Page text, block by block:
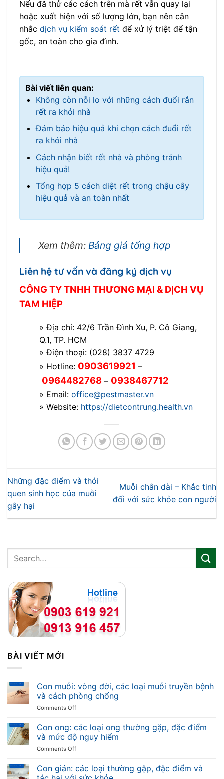
Nếu đã thử các cách trên mà rết vẫn quay lại
hoặc xuất hiện với số lượng lớn, bạn nên cân
nhắc dịch vụ kiểm soát rết để xử lý triệt để tận
gốc, an toàn cho gia đình.
Bài viết liên quan:
Không còn nỗi lo với những cách đuổi rắn
rết ra khỏi nhà
Đảm bảo hiệu quả khi chọn cách đuổi rết
ra khỏi nhà
Cách nhận biết rết nhà và phòng tránh
hiệu quả!
Tổng hợp 5 cách diệt rết trong chậu cây
hiệu quả và an toàn nhất
Xem thêm: Bảng giá tổng hợp
Liên hệ tư vấn và đăng ký dịch vụ
CÔNG TY TNHH THƯƠNG MẠI & DỊCH VỤ
TAM HIỆP
» Địa chỉ: 42/6 Trần Đình Xu, P. Cô Giang,
Q.1, TP. HCM
» Điện thoại: (028) 3837 4729
» Hotline: 0903619921 –
0964482768 – 0938467712
» Email: office@pestmaster.vn
» Website: https://dietcontrung.health.vn
Những đặc điểm và thói
quen sinh học của muỗi
gây hại
Muỗi chân dài – Khắc tinh
đối với sức khỏe con người
BÀI VIẾT MỚI
Con muỗi: vòng đời, các loại muỗi truyền bệnh
và cách phòng chống
Comments Offon
muỗi:
vòng
đời,
các
muỗi
truyền
Con ong: các loại ong thường gặp, đặc điểm
và mức độ nguy hiểm
Comments Offon
ong:
các
Con gián: các loại thường gặp, đặc điểm và